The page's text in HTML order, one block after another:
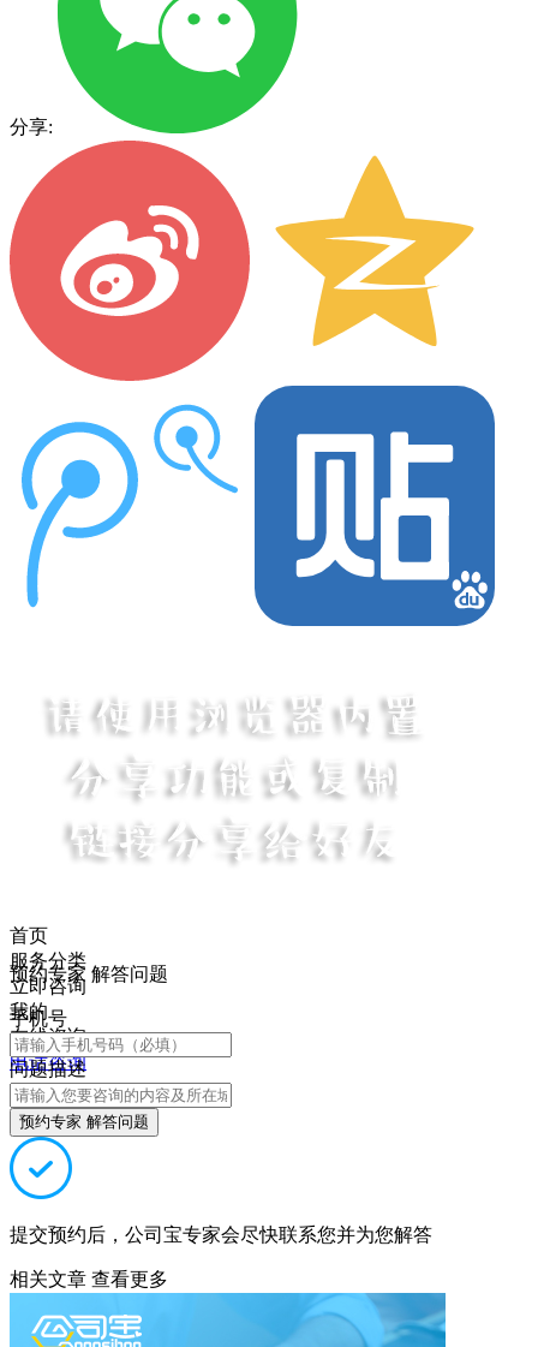
分享:
首页
服务分类
立即咨询
我的
在线咨询
电话咨询
预约专家 解答问题
手机号
问题描述
预约专家 解答问题
提交预约后，公司宝专家会尽快联系您并为您解答
相关文章 查看更多